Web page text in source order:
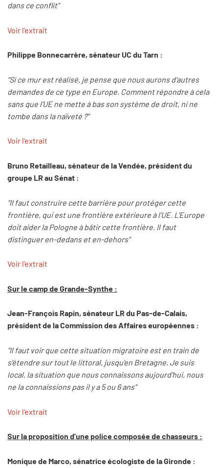
dans ce conflit"
Voir l'extrait
Philippe Bonnecarrère, sénateur UC du Tarn :
"Si ce mur est réalisé, je pense que nous aurons d'autres
demandes de ce type en Europe. Comment répondre à cela
sans que l'UE ne mette à bas son système de droit, ni ne
tombe dans la naïveté ?"
Voir l'extrait
Bruno Retailleau, sénateur de la Vendée, président du
groupe LR au Sénat :
"Il faut construire cette barrière pour protéger cette
frontière, qui est une frontière extérieure à l'UE. L'Europe
doit aider la Pologne à bâtir cette frontière. Il faut
distinguer en-dedans et en-dehors"
Voir l'extrait
Sur le camp de Grande-Synthe :
Jean-François Rapin, sénateur LR du Pas-de-Calais,
président de la Commission des Affaires européennes :
"Il faut voir que cette situation migratoire est en train de
s'étendre sur tout le littoral, jusqu'en Bretagne. Je suis
local, la situation que nous connaissons aujourd'hui, nous
ne la connaissions pas il y a 5 ou 6 ans"
Voir l'extrait
Sur la proposition d'une police composée de chasseurs :
Monique de Marco, sénatrice écologiste de la Gironde :